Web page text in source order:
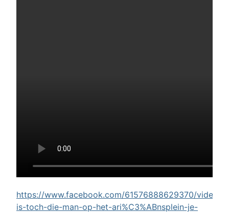
https://www.facebook.com/61576888629370/videos/
is-toch-die-man-op-het-ari%C3%ABnsplein-je-